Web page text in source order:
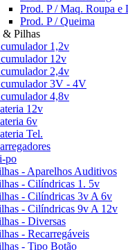
Prod. P / Maq. Roupa e
Prod. P / Queima
& Pilhas
1,2v
12v
2,4v
3V - 4V
4,8v
12v
6v
Tel.
po
- Aparelhos Auditivos
- Cilíndricas 1. 5v
- Cilíndricas 3v A 6v
- Cilíndricas 9v A 12v
- Diversas
- Recarregáveis
- Tipo Botão